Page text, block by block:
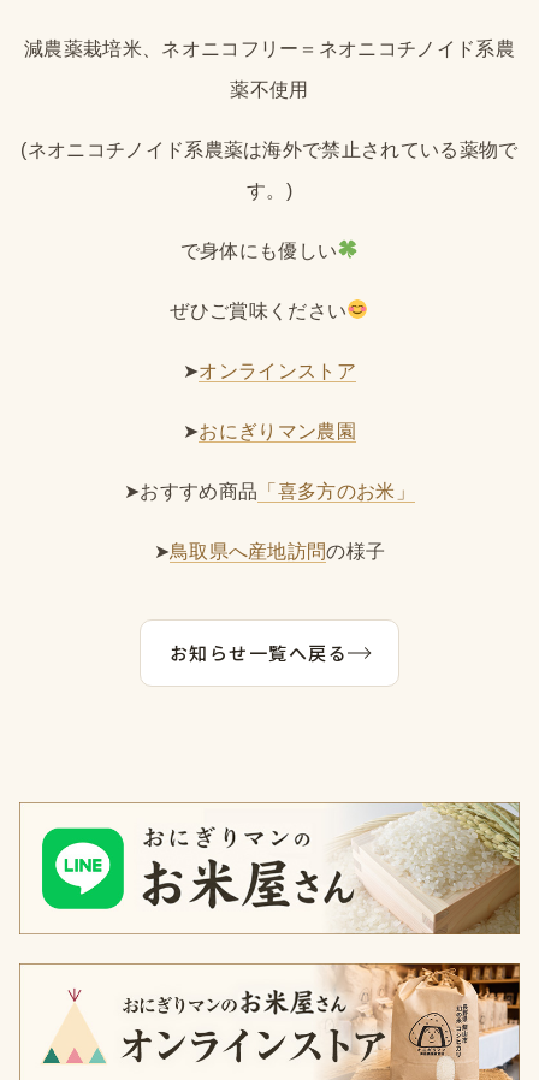
減農薬栽培米、ネオニコフリー＝ネオニコチノイド系農
薬不使用
(ネオニコチノイド系農薬は海外で禁止されている薬物で
す。)
で身体にも優しい
ぜひご賞味ください
➤オンラインストア
➤おにぎりマン農園
➤おすすめ商品 「喜多方のお米」
➤鳥取県へ産地訪問の様子
お知らせ一覧へ戻る